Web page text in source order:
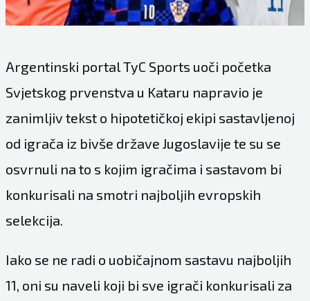
Argentinski portal TyC Sports uoči početka
Svjetskog prvenstva u Kataru napravio je
zanimljiv tekst o hipotetičkoj ekipi sastavljenoj
od igrača iz bivše države Jugoslavije te su se
osvrnuli na to s kojim igračima i sastavom bi
konkurisali na smotri najboljih evropskih
selekcija.
Iako se ne radi o uobičajnom sastavu najboljih
11, oni su naveli koji bi sve igrači konkurisali za